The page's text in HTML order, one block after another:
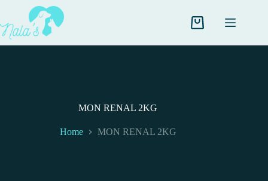
contenuto
Carrello
MON RENAL 2KG
Home MON RENAL 2KG